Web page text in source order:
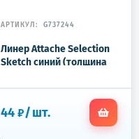
АРТИКУЛ: G737244
Линер Attache Selection
Sketch синий (толщина
44 ₽/шт.